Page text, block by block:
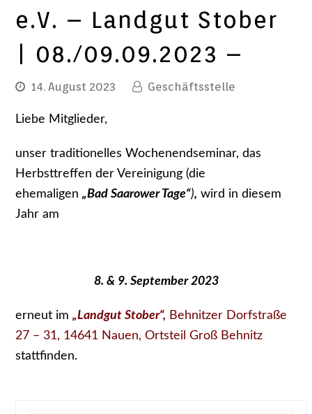
e.V. – Landgut Stober
| 08./09.09.2023 –
14. August 2023 Geschäftsstelle
Liebe Mitglieder,
unser traditionelles Wochenendseminar, das
Herbsttreffen der Vereinigung (die
ehemaligen„Bad Saarower Tage“), wird in diesem
Jahr am
8. & 9. September 2023
erneut im„Landgut Stober“, Behnitzer Dorfstraße
27 – 31, 14641 Nauen, Ortsteil Groß Behnitz
stattfinden.